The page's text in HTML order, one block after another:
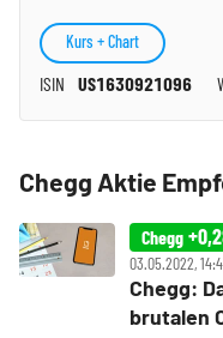
ISIN US1630921096
Kurs + Chart
Chegg Aktie
Chegg
03.05.2022,
Chegg:
brutalen